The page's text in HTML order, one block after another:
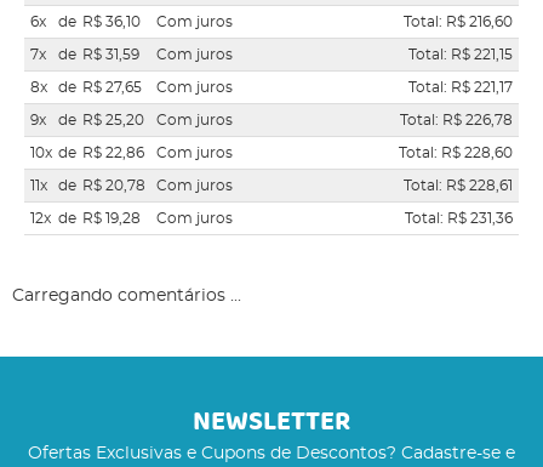
6x de R$ 36,10 Com juros Total: R$ 216,60
7x de R$ 31,59 Com juros Total: R$ 221,15
8x de R$ 27,65 Com juros Total: R$ 221,17
9x de R$ 25,20 Com juros Total: R$ 226,78
10x de R$ 22,86 Com juros Total: R$ 228,60
11x de R$ 20,78 Com juros Total: R$ 228,61
12x de R$ 19,28 Com juros Total: R$ 231,36
Carregando comentários ...
NEWSLETTER
Ofertas Exclusivas e Cupons de Descontos? Cadastre-se e